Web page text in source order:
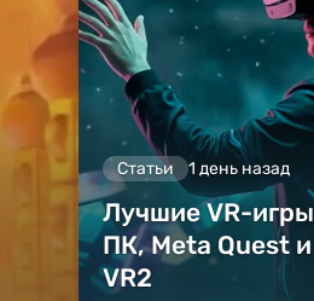
Статьи 1 день назад
Лучшие VR-
ПК, Meta Quest
VR2